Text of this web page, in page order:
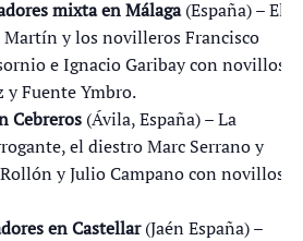
mixta en Málaga(España) – El
y los novilleros Francisco
e Ignacio Garibay con novillos
y Fuente Ymbro.
Cebreros (Ávila, España) – La
el diestro Marc Serrano y
y Julio Campano con novillos
en Castellar(Jaén España) –